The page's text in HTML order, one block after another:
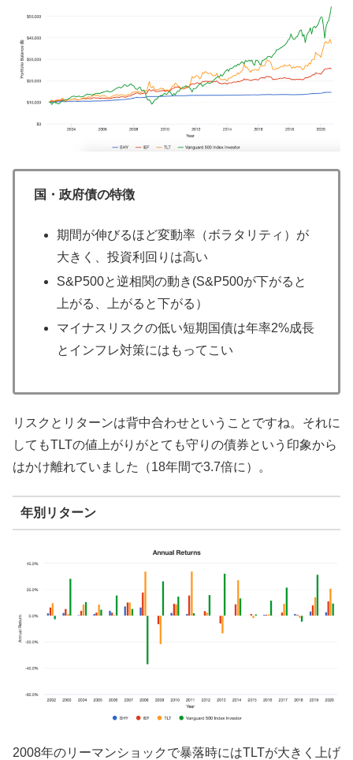
国・政府債の特徴
期間が伸びるほど変動率（ボラタリティ）が
大きく、投資利回りは高い
S&P500と逆相関の動き(S&P500が下がると
上がる、上がると下がる）
マイナスリスクの低い短期国債は年率2%成長
とインフレ対策にはもってこい
リスクとリターンは背中合わせということですね。それに
してもTLTの値上がりがとても守りの債券という印象から
はかけ離れていました（18年間で3.7倍に）。
年別リターン
2008年のリーマンショックで暴落時にはTLTが大きく上げ